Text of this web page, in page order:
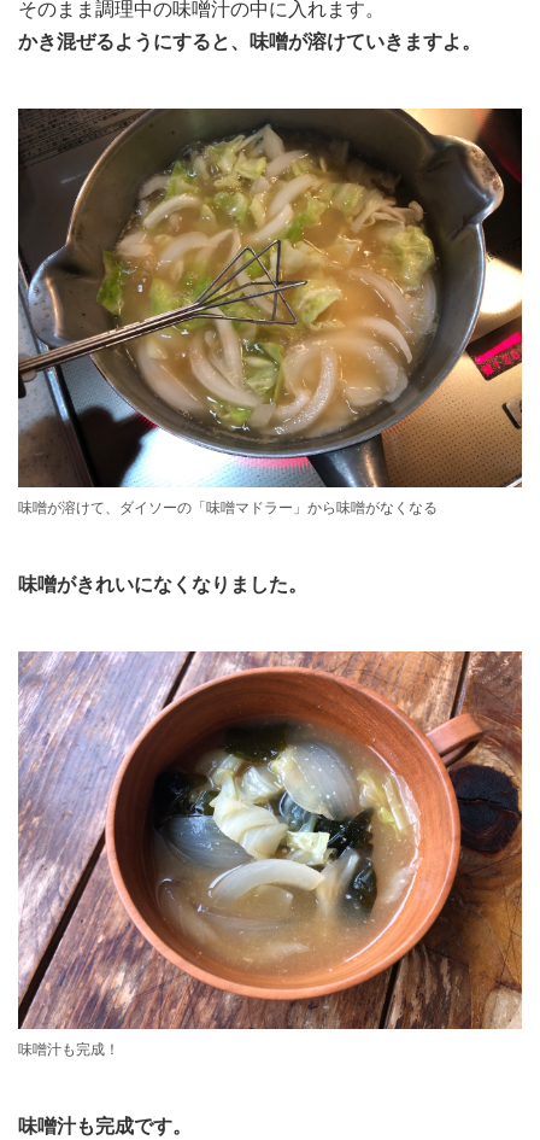
そのまま調理中の味噌汁の中に入れます。
かき混ぜるようにすると、味噌が溶けていきますよ。
味噌が溶けて、ダイソーの「味噌マドラー」から味噌がなくなる
味噌がきれいになくなりました。
味噌汁も完成！
味噌汁も完成です。